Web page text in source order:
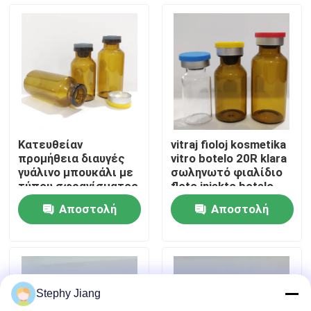
Επισκεψή εργοστασίου
Έλεγχος ποιότητας
Ειδήσεις
ιστολόγιο
Βοροπυριτικό Γυάλινο Φιαλίδιο
σωληνοειδή φιαλίδια γυαλιού
Κατευθείαν
προμήθεια διαυγές
γυάλινο μπουκάλι με
τύπου σφραγίσματος
από καουτσούκ
Αποστολή
vitraj fioloj kosmetika
vitro botelo 20R klara
σωληνωτό φιαλίδιο
floto injekto botelo
Αποστολή
Stephy Jiang